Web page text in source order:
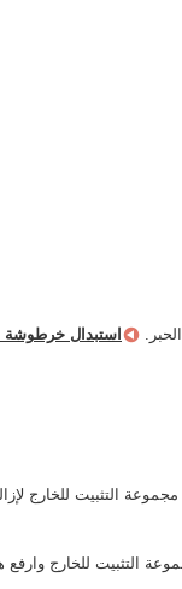
استبدال خرطوشة
التثبيت للخارج
التثبيت للخارج وارفع